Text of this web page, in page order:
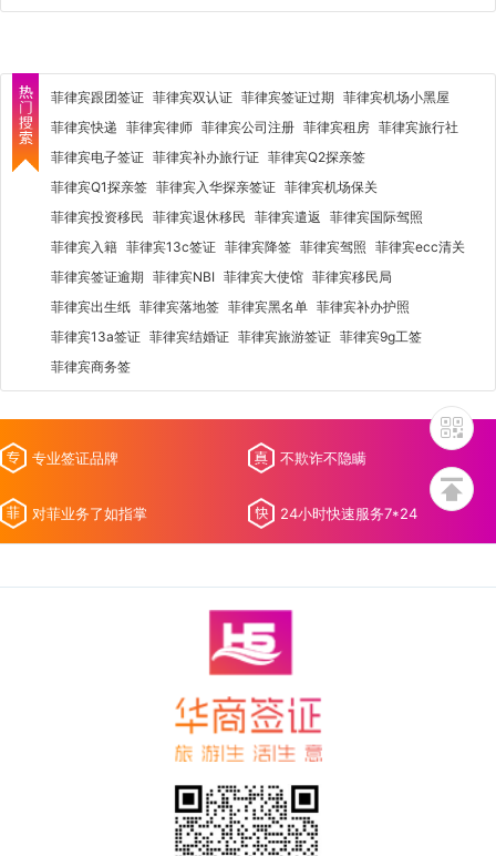
菲律宾跟团签证 菲律宾双认证 菲律宾签证过期 菲律宾机场小黑屋
菲律宾快递 菲律宾律师 菲律宾公司注册 菲律宾租房 菲律宾旅行社
菲律宾电子签证 菲律宾补办旅行证 菲律宾Q2探亲签
菲律宾Q1探亲签 菲律宾入华探亲签证 菲律宾机场保关
菲律宾投资移民 菲律宾退休移民 菲律宾遣返 菲律宾国际驾照
菲律宾入籍 菲律宾13c签证 菲律宾降签 菲律宾驾照 菲律宾ecc清关
菲律宾签证逾期 菲律宾NBI 菲律宾大使馆 菲律宾移民局
菲律宾出生纸 菲律宾落地签 菲律宾黑名单 菲律宾补办护照
菲律宾13a签证 菲律宾结婚证 菲律宾旅游签证 菲律宾9g工签
菲律宾商务签
专业签证品牌 不欺诈不隐瞒
对菲业务了如指掌 24小时快速服务7*24